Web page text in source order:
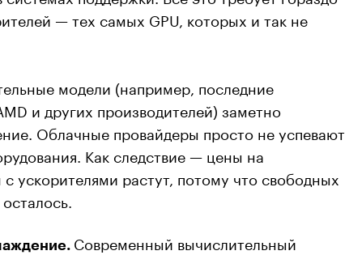
— тех самых GPU, которых и так не
модели (например, последние
и других производителей) заметно
Облачные провайдеры просто не успевают
Как следствие — цены на
ускорителями растут, потому что свободных
Современный вычислительный